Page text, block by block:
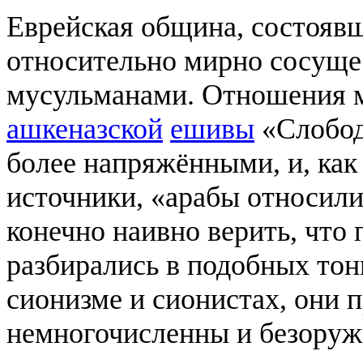
Еврейская община,
относительно мирно
мусульманами. Отношения
ашкеназской ешивы
более напряжёнными, и,
источники, «арабы
конечно наивно верить,
разбирались в подобных
сионизме и сионистах, они
немногочисленны и